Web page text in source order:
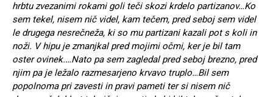
hrbtu zvezanimi rokami goli teči skozi krdelo partizanov…Ko
sem tekel, nisem nič videl, kam tečem, pred seboj sem videl
le drugega nesrečneža, ki so mu partizani kazali pot s koli in
noži. V hipu je zmanjkal pred mojimi očmi, ker je bil tam
oster ovinek.…Nato pa sem zagledal pred seboj brezno, pred
njim pa je ležalo razmesarjeno krvavo truplo…Bil sem
popolnoma pri zavesti in pravi pameti ter si nisem nič